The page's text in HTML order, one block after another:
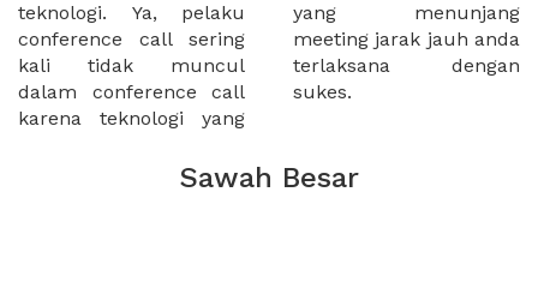
teknologi. Ya, pelaku
conference call sering
kali tidak muncul
dalam conference call
karena teknologi yang
yang menunjang
meeting jarak jauh anda
terlaksana dengan
sukes.
Sawah Besar